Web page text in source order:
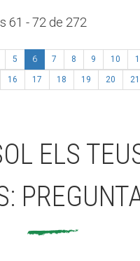
61 - 72 de 272
5 6(actual)
7 8 9 10
16 17 18 19 20 21
ELS